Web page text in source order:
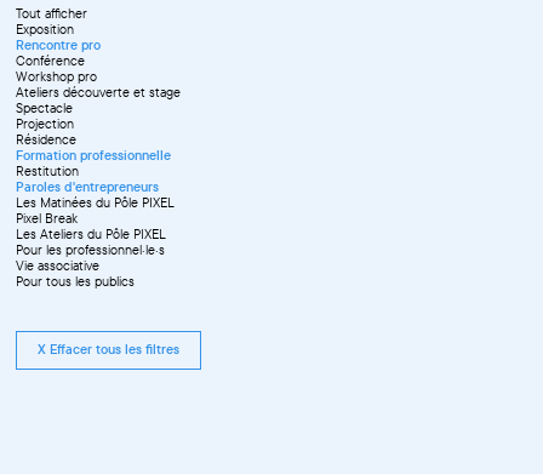
Tout afficher
Exposition
Rencontre pro
Conférence
Workshop pro
Ateliers découverte et stage
Spectacle
Projection
Résidence
Formation professionnelle
Restitution
Paroles d'entrepreneurs
Les Matinées du Pôle PIXEL
Pixel Break
Les Ateliers du Pôle PIXEL
Pour les professionnel·le·s
Vie associative
Pour tous les publics
X Effacer tous les filtres